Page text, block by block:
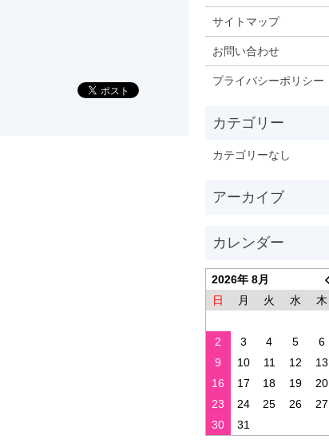
サイトマップ
お問い合わせ
プライバシーポリシー
カテゴリーなし
2026年 8月
日
月 火 水 木
2
3 4 5 6
9
10 11 12 13
16
17 18 19 20
23
24 25 26 27
30
31